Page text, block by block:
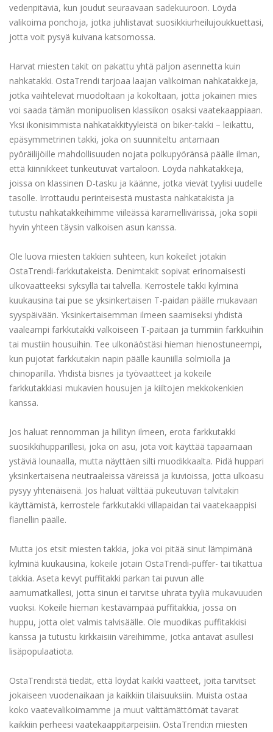
vedenpitäviä, kun joudut seuraavaan sadekuuroon. Löydä
valikoima ponchoja, jotka juhlistavat suosikkiurheilujoukkuettasi,
jotta voit pysyä kuivana katsomossa.
Harvat miesten takit on pakattu yhtä paljon asennetta kuin
nahkatakki. OstaTrendi tarjoaa laajan valikoiman nahkatakkeja,
jotka vaihtelevat muodoltaan ja kokoltaan, jotta jokainen mies
voi saada tämän monipuolisen klassikon osaksi vaatekaappiaan.
Yksi ikonisimmista nahkatakkityyleistä on biker-takki – leikattu,
epäsymmetrinen takki, joka on suunniteltu antamaan
pyöräilijöille mahdollisuuden nojata polkupyöränsä päälle ilman,
että kiinnikkeet tunkeutuvat vartaloon. Löydä nahkatakkeja,
joissa on klassinen D-tasku ja käänne, jotka vievät tyylisi uudelle
tasolle. Irrottaudu perinteisestä mustasta nahkatakista ja
tutustu nahkatakkeihimme viileässä karamellivärissä, joka sopii
hyvin yhteen täysin valkoisen asun kanssa.
Ole luova miesten takkien suhteen, kun kokeilet jotakin
OstaTrendi-farkkutakeista. Denimtakit sopivat erinomaisesti
ulkovaatteeksi syksyllä tai talvella. Kerrostele takki kylminä
kuukausina tai pue se yksinkertaisen T-paidan päälle mukavaan
syyspäivään. Yksinkertaisemman ilmeen saamiseksi yhdistä
vaaleampi farkkutakki valkoiseen T-paitaan ja tummiin farkkuihin
tai mustiin housuihin. Tee ulkonäöstäsi hieman hienostuneempi,
kun pujotat farkkutakin napin päälle kauniilla solmiolla ja
chinoparilla. Yhdistä bisnes ja työvaatteet ja kokeile
farkkutakkiasi mukavien housujen ja kiiltojen mekkokenkien
kanssa.
Jos haluat rennomman ja hillityn ilmeen, erota farkkutakki
suosikkihupparillesi, joka on asu, jota voit käyttää tapaamaan
ystäviä lounaalla, mutta näyttäen silti muodikkaalta. Pidä huppari
yksinkertaisena neutraaleissa väreissä ja kuvioissa, jotta ulkoasu
pysyy yhtenäisenä. Jos haluat välttää pukeutuvan talvitakin
käyttämistä, kerrostele farkkutakki villapaidan tai vaatekaappisi
flanellin päälle.
Mutta jos etsit miesten takkia, joka voi pitää sinut lämpimänä
kylminä kuukausina, kokeile jotain OstaTrendi-puffer- tai tikattua
takkia. Aseta kevyt puffitakki parkan tai puvun alle
aamumatkallesi, jotta sinun ei tarvitse uhrata tyyliä mukavuuden
vuoksi. Kokeile hieman kestävämpää puffitakkia, jossa on
huppu, jotta olet valmis talvisäälle. Ole muodikas puffitakkisi
kanssa ja tutustu kirkkaisiin väreihimme, jotka antavat asullesi
lisäpopulaatiota.
OstaTrendi:stä tiedät, että löydät kaikki vaatteet, joita tarvitset
jokaiseen vuodenaikaan ja kaikkiin tilaisuuksiin. Muista ostaa
koko vaatevalikoimamme ja muut välttämättömät tavarat
kaikkiin perheesi vaatekaappitarpeisiin. OstaTrendi:n miesten